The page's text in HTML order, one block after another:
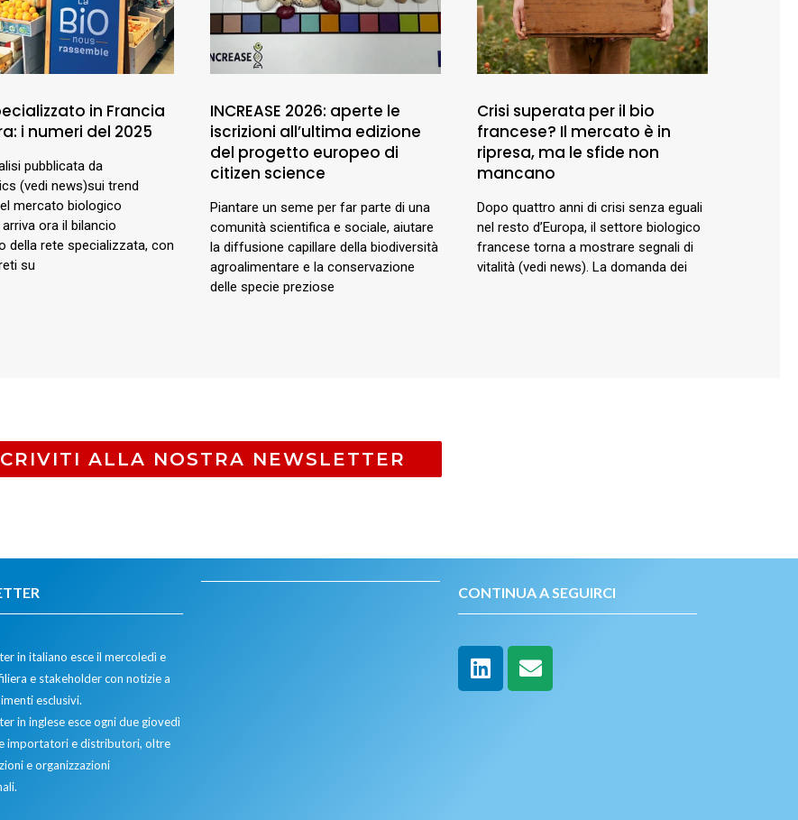
in Francia
i numeri del 2025
pubblicata da
(vedi news)sui trend
mercato biologico
ora il bilancio
della rete specializzata, con
su
INCREASE 2026: aperte le
iscrizioni all’ultima edizione
del progetto europeo di
citizen science
Piantare un seme per far parte di una
comunità scientifica e sociale, aiutare
la diffusione capillare della biodiversità
agroalimentare e la conservazione
delle specie preziose
Crisi superata per il bio
francese? Il mercato è in
ripresa, ma le sfide non
mancano
Dopo quattro anni di crisi senza eguali
nel resto d’Europa, il settore biologico
francese torna a mostrare segnali di
vitalità (vedi news). La domanda dei
ALLA NOSTRA NEWSLETTER
in italiano esce il mercoledì e
e stakeholder con notizie a
esclusivi.
in inglese esce ogni due giovedì
importatori e distributori, oltre
e organizzazioni
CONTINUA A SEGUIRCI